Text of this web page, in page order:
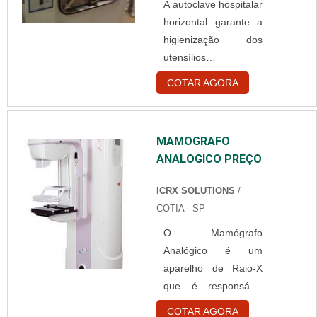
acesso. A utilização
do antimicrobiano
Ionpure tem como
principal função o
controle do
desenvolvimento de
bactérias que causam
hospitais, consultórios
médicos,
A autoclave hospitalar
horizontal garante a
higienização dos
utensílios
hospitalares, o
produto é essencial
na esterilização de
cirúrgicos, evitando
infecções e
O material comprova
sua eficiência
mediante a
capacidade de
limpeza em
COTAR AGORA
MAMOGRAFO
ANALOGICO PREÇO
ICRX SOLUTIONS /
COTIA - SP
O Mamógrafo
Analógico é um
aparelho de Raio-X
que é responsável
por detectar
COTAR AGORA